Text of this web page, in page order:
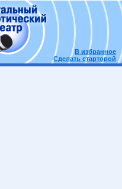
В избранное
Сделать стартовой